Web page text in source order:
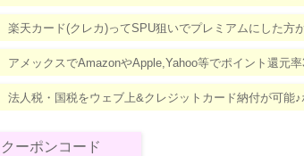
楽天カード(クレカ)ってSPU狙いでプレミアムにした方
アメックスでAmazonやApple,Yahoo等でポイント還元
法人税・国税をウェブ上&クレジットカード納付が可能
クーポンコード